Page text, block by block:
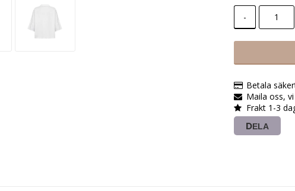
-
Betala
Maila oss,
Frakt 1-3
DELA